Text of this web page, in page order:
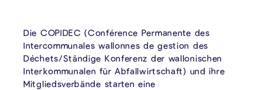
Die COPIDEC (Conférence Permanente des
Intercommunales wallonnes de gestion des
Déchets/Ständige Konferenz der wallonischen
Interkommunalen für Abfallwirtschaft) und ihre
Mitgliedsverbände starten eine